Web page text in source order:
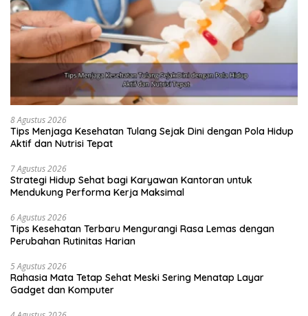
8 Agustus 2026
Tips Menjaga Kesehatan Tulang Sejak Dini dengan Pola Hidup
Aktif dan Nutrisi Tepat
7 Agustus 2026
Strategi Hidup Sehat bagi Karyawan Kantoran untuk
Mendukung Performa Kerja Maksimal
6 Agustus 2026
Tips Kesehatan Terbaru Mengurangi Rasa Lemas dengan
Perubahan Rutinitas Harian
5 Agustus 2026
Rahasia Mata Tetap Sehat Meski Sering Menatap Layar
Gadget dan Komputer